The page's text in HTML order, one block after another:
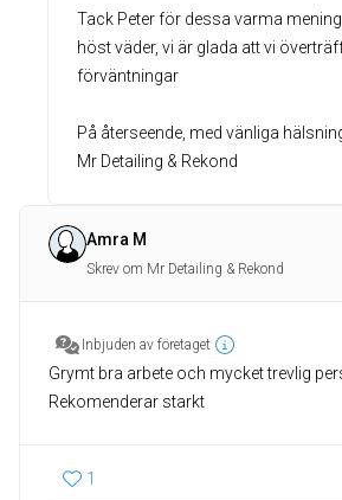
Tack Peter för dessa varma
höst väder, vi är glada att vi
förväntningar
På återseende, med vänliga
Mr Detailing & Rekond
Amra M
Skrev om Mr Detailing & Rekond
Inbjuden av företaget
Grymt bra arbete och mycket trevlig
Rekomenderar starkt
1